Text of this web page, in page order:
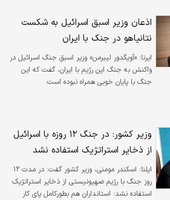
اذعان وزیر اسبق اسرائیل به شکست
نتانیاهو در جنک با ایران
ایرنا: «آویگدور لیبرمن» وزیر اسبق جنگ اسرائیل در
واکنش به جنگ این رژیم با ایران، گفت که این
جنگ با پایان خوبی همراه نبوده است.
وزیر کشور: در جنگ ۱۲ روزه با اسرائیل
از ذخایر استراتژیک استفاده نشد
ایلنا:
اسکندر مومنی، وزیر کشور گفت: در مدت ۱۲
روز جنگ با رژیم صهیونیستی از ذخایر استراتژیک
استفاده نشد؛ استانداران هم بطورکامل پای کار